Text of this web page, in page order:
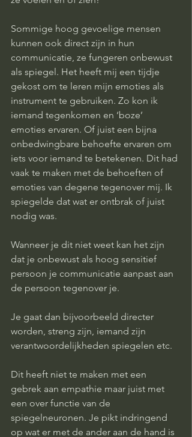
Sommige hoog gevoelige mensen
kunnen ook direct zijn in hun
communicatie, ze fungeren onbewust
als spiegel. Het heeft mij een tijdje
gekost om te leren mijn emoties als
instrument te gebruiken. Zo kon ik
iemand tegenkomen en ‘boze’
emoties ervaren. Of juist een bijna
onbedwingbare behoefte ervaren om
iets voor iemand te betekenen. Dit had
vaak te maken met de behoeften of
emoties van degene tegenover mij. Ik
spiegelde dat wat er ontbrak of juist
nodig was.
Wanneer je dit niet weet kan het zijn
dat je onbewust als hoog sensitief
persoon je communicatie aanpast aan
de persoon tegenover je.
Je gaat dan bijvoorbeeld directer
worden, streng zijn, iemand zijn
verantwoordelijkheden spiegelen etc.
Dit heeft niet te maken met een
gebrek aan empathie maar juist met
een over functie van de
spiegelneuronen. Je pikt indringend
op wat er met de ander aan de hand is